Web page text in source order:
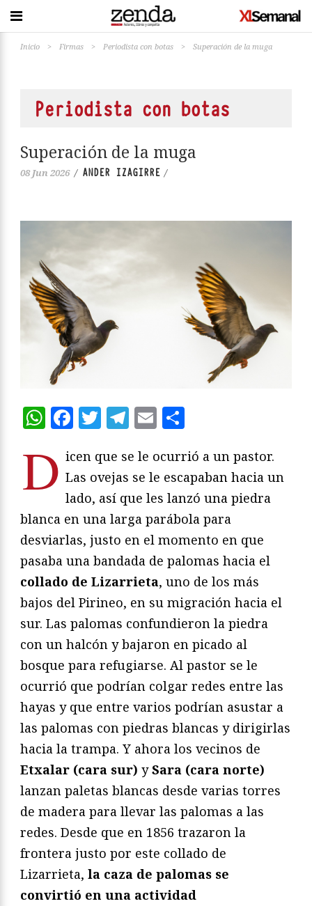
Inicio > Firmas > Periodista con botas > Superación de la muga
Periodista con botas
Superación de la muga
08 Jun 2026 / ANDER IZAGIRRE /
WhatsApp
Facebook
Twitter
Telegram
Email
D icen que se le ocurrió a un pastor.
Las ovejas se le escapaban hacia un
lado, así que les lanzó una piedra
blanca en una larga parábola para
desviarlas, justo en el momento en que
pasaba una bandada de palomas hacia el
collado de Lizarrieta, uno de los más
bajos del Pirineo, en su migración hacia el
sur. Las palomas confundieron la piedra
con un halcón y bajaron en picado al
bosque para refugiarse. Al pastor se le
ocurrió que podrían colgar redes entre las
hayas y que entre varios podrían asustar a
las palomas con piedras blancas y dirigirlas
hacia la trampa. Y ahora los vecinos de
Etxalar (cara sur) ySara (cara norte)
lanzan paletas blancas desde varias torres
de madera para llevar las palomas a las
redes. Desde que en 1856 trazaron la
frontera justo por este collado de
Lizarrieta, la caza de palomas se
convirtió en una actividad